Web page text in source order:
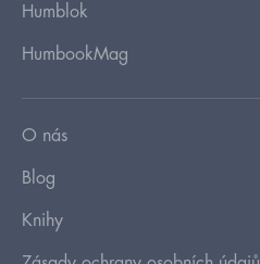
Humblok
HumbookMag
O nás
Blog
Knihy